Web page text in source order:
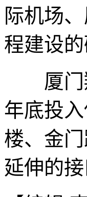
际机场
程建设
厦门翔
年底投
楼、金
延伸的